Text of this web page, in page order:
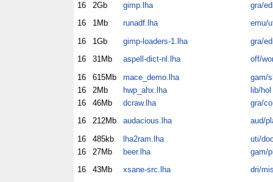
16
2Gb gimp.lha
gra/
16
1Mb runadf.lha
emu/
16
1Gb gimp-loaders-1.lha
gra/
16
31Mb aspell-dict-nl.lha
off/
16
615Mb mace_demo.lha
gam/
16
2Mb hwp_ahx.lha
lib/hol
16
46Mb dcraw.lha
gra/
16
212Mb audacious.lha
aud/
16
485kb lha2ram.lha
uti/
16
27Mb beer.lha
gam/
16
43Mb xsane-src.lha dri/